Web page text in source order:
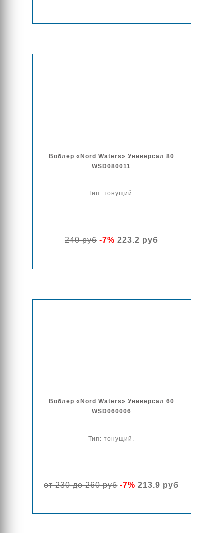
Воблер «Nord Waters» Универсал 80
WSD080011
Тип: тонущий.
240 руб-7% 223.2 руб
Воблер «Nord Waters» Универсал 60
WSD060006
Тип: тонущий.
от 230 до 260 руб-7% 213.9 руб